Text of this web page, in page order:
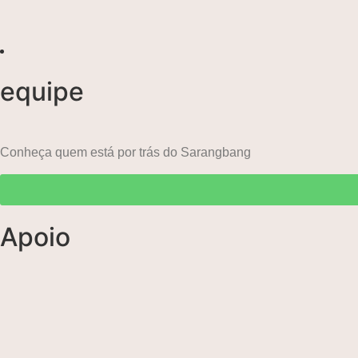
equipe
Conheça quem está por trás do Sarangbang
Apoio